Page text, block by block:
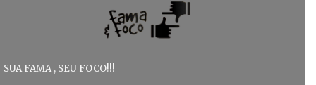
SUA FAMA , SEU FOCO!!!